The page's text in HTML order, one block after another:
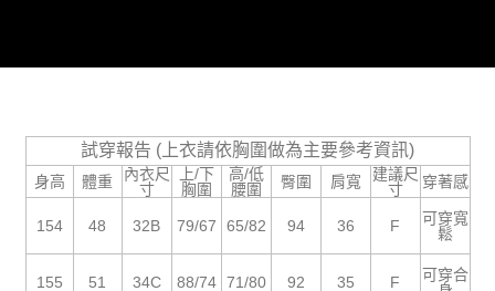
試穿報告 (上衣請依胸圍做為主要參考資訊)
身高 體重
內衣尺
寸
上/下
胸圍
高/低
腰圍
臀圍 肩寬
建議尺
寸
穿著感
154 48 32B 79/67 65/82 94 36 F
可穿寬
鬆
155 51 34C 88/74 71/80 92 35 F
可穿合